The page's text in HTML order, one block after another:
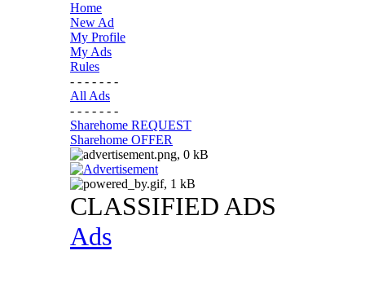
Home
New Ad
My Profile
My Ads
Rules
- - - - - - -
All Ads
- - - - - - -
Sharehome REQUEST
Sharehome OFFER
CLASSIFIED ADS
Ads